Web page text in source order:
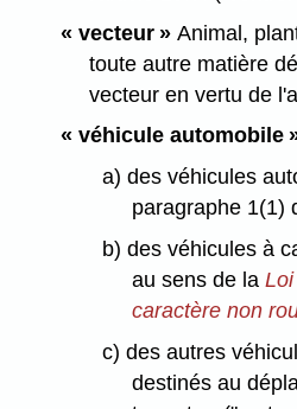
« vecteur » Animal,
toute autre matière
vecteur en vertu de
« véhicule automobile
a) des véhicules
paragraphe 1(1)
b) des véhicules à
au sens de la
caractère non
c) des autres
destinés au